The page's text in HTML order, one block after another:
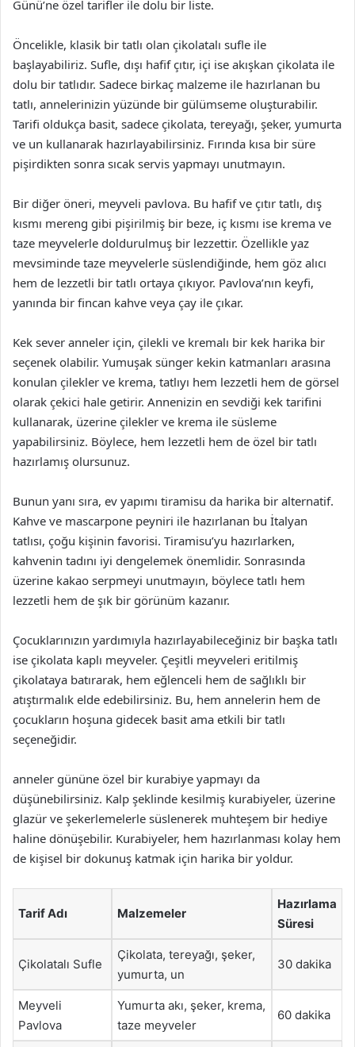
Günü’ne özel tarifler ile dolu bir liste.
Öncelikle, klasik bir tatlı olan çikolatalı sufle ile
başlayabiliriz. Sufle, dışı hafif çıtır, içi ise akışkan çikolata ile
dolu bir tatlıdır. Sadece birkaç malzeme ile hazırlanan bu
tatlı, annelerinizin yüzünde bir gülümseme oluşturabilir.
Tarifi oldukça basit, sadece çikolata, tereyağı, şeker, yumurta
ve un kullanarak hazırlayabilirsiniz. Fırında kısa bir süre
pişirdikten sonra sıcak servis yapmayı unutmayın.
Bir diğer öneri, meyveli pavlova. Bu hafif ve çıtır tatlı, dış
kısmı mereng gibi pişirilmiş bir beze, iç kısmı ise krema ve
taze meyvelerle doldurulmuş bir lezzettir. Özellikle yaz
mevsiminde taze meyvelerle süslendiğinde, hem göz alıcı
hem de lezzetli bir tatlı ortaya çıkıyor. Pavlova’nın keyfi,
yanında bir fincan kahve veya çay ile çıkar.
Kek sever anneler için, çilekli ve kremalı bir kek harika bir
seçenek olabilir. Yumuşak sünger kekin katmanları arasına
konulan çilekler ve krema, tatlıyı hem lezzetli hem de görsel
olarak çekici hale getirir. Annenizin en sevdiği kek tarifini
kullanarak, üzerine çilekler ve krema ile süsleme
yapabilirsiniz. Böylece, hem lezzetli hem de özel bir tatlı
hazırlamış olursunuz.
Bunun yanı sıra, ev yapımı tiramisu da harika bir alternatif.
Kahve ve mascarpone peyniri ile hazırlanan bu İtalyan
tatlısı, çoğu kişinin favorisi. Tiramisu’yu hazırlarken,
kahvenin tadını iyi dengelemek önemlidir. Sonrasında
üzerine kakao serpmeyi unutmayın, böylece tatlı hem
lezzetli hem de şık bir görünüm kazanır.
Çocuklarınızın yardımıyla hazırlayabileceğiniz bir başka tatlı
ise çikolata kaplı meyveler. Çeşitli meyveleri eritilmiş
çikolataya batırarak, hem eğlenceli hem de sağlıklı bir
atıştırmalık elde edebilirsiniz. Bu, hem annelerin hem de
çocukların hoşuna gidecek basit ama etkili bir tatlı
seçeneğidir.
anneler gününe özel bir kurabiye yapmayı da
düşünebilirsiniz. Kalp şeklinde kesilmiş kurabiyeler, üzerine
glazür ve şekerlemelerle süslenerek muhteşem bir hediye
haline dönüşebilir. Kurabiyeler, hem hazırlanması kolay hem
de kişisel bir dokunuş katmak için harika bir yoldur.
Tarif Adı Malzemeler
Hazırlama
Süresi
Çikolatalı Sufle
Çikolata, tereyağı, şeker,
yumurta, un
30 dakika
Meyveli
Pavlova
Yumurta akı, şeker, krema,
taze meyveler
60 dakika